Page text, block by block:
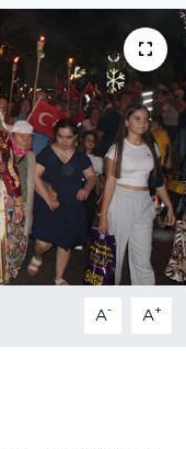
A- A+